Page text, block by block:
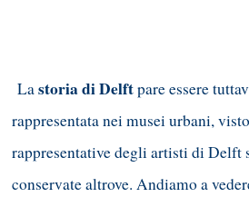
Lastoria di Delftpare essere
rappresentata nei musei urbani,
rappresentative degli artisti di Delft
conservate altrove. Andiamo a